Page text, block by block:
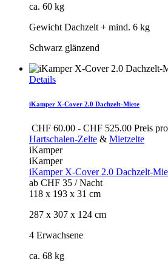
ca. 60 kg
Gewicht Dachzelt + mind. 6 kg
Schwarz glänzend
Details
iKamper X-Cover 2.0 Dachzelt-Miete
CHF 60.00 - CHF 525.00 Preis
Hartschalen-Zelte & Mietzelte
iKamper
iKamper
iKamper X-Cover 2.0 Dachzelt-
ab CHF 35 / Nacht
118 x 193 x 31 cm
287 x 307 x 124 cm
4 Erwachsene
ca. 68 kg